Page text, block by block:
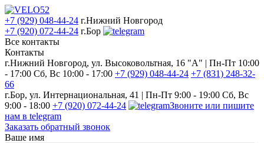
+7 (929) 048-44-24 г.Нижний Новгород
+7 (920) 072-44-24 г.Бор
Все контакты
Контакты
г.Нижний Новгород, ул. Высоковольтная, 16 "А" | Пн-Пт 10:00
- 17:00 Сб, Вс 10:00 - 17:00 +7 (929) 048-44-24 +7 (831) 248-32-
66
г.Бор, ул. Интернациональная, 41 | Пн-Пт 9:00 - 19:00 Сб, Вс
9:00 - 18:00 +7 (920) 072-44-24
Звоните или пишите
нам в telegram
Заказать обратный звонок
Ваше имя